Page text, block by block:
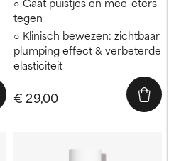
tegen
Klinisch bewezen: zichtbaar
plumping effect & verbeterde
elasticiteit
€ 29,00